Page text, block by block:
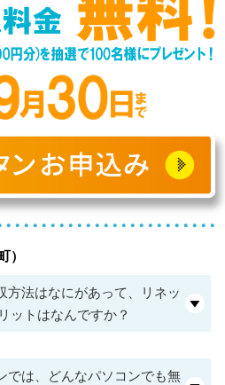
）
方法はなにがあって、リネッ
ットはなんですか？
では、どんなパソコンでも無